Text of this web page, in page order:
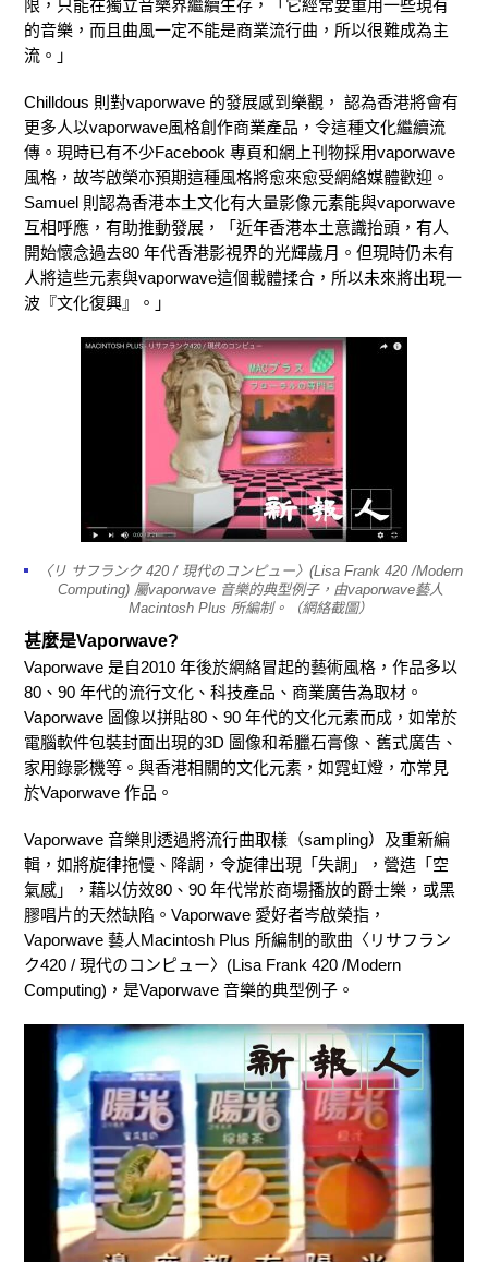
限，只能在獨立音樂界繼續生存，「它經常要重用一些現有
的音樂，而且曲風一定不能是商業流行曲，所以很難成為主
流。」
Chilldous 則對vaporwave 的發展感到樂觀， 認為香港將會有
更多人以vaporwave風格創作商業產品，令這種文化繼續流
傳。現時已有不少Facebook 專頁和網上刊物採用vaporwave
風格，故岑啟榮亦預期這種風格將愈來愈受網絡媒體歡迎。
Samuel 則認為香港本土文化有大量影像元素能與vaporwave
互相呼應，有助推動發展，「近年香港本土意識抬頭，有人
開始懷念過去80 年代香港影視界的光輝歲月。但現時仍未有
人將這些元素與vaporwave這個載體揉合，所以未來將出現一
波『文化復興』。」
〈リ サフランク 420 / 現代のコンピュー〉(Lisa Frank 420 /Modern
Computing) 屬vaporwave 音樂的典型例子，由vaporwave藝人
Macintosh Plus 所編制。（網絡截圖）
甚麼是Vaporwave?
Vaporwave 是自2010 年後於網絡冒起的藝術風格，作品多以
80、90 年代的流行文化、科技產品、商業廣告為取材。
Vaporwave 圖像以拼貼80、90 年代的文化元素而成，如常於
電腦軟件包裝封面出現的3D 圖像和希臘石膏像、舊式廣告、
家用錄影機等。與香港相關的文化元素，如霓虹燈，亦常見
於Vaporwave 作品。
Vaporwave 音樂則透過將流行曲取樣（sampling）及重新編
輯，如將旋律拖慢、降調，令旋律出現「失調」，營造「空
氣感」，藉以仿效80、90 年代常於商場播放的爵士樂，或黑
膠唱片的天然缺陷。Vaporwave 愛好者岑啟榮指，
Vaporwave 藝人Macintosh Plus 所編制的歌曲〈リサフラン
ク420 / 現代のコンピュー〉(Lisa Frank 420 /Modern
Computing)，是Vaporwave 音樂的典型例子。